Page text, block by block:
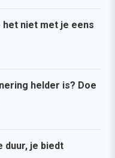
het niet met je eens
helder is? Doe
duur, je biedt